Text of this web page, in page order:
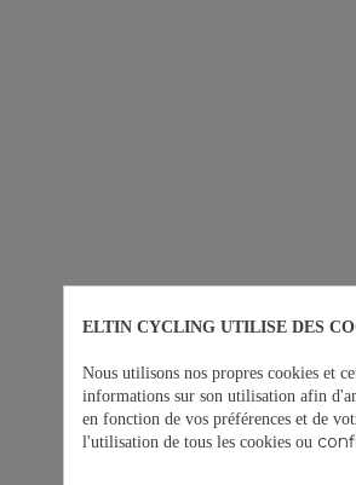
ELTIN CYCLING UTILISE DES
Nous utilisons nos propres cookies et
informations sur son utilisation afin
en fonction de vos préférences et de
l'utilisation de tous les cookies ou